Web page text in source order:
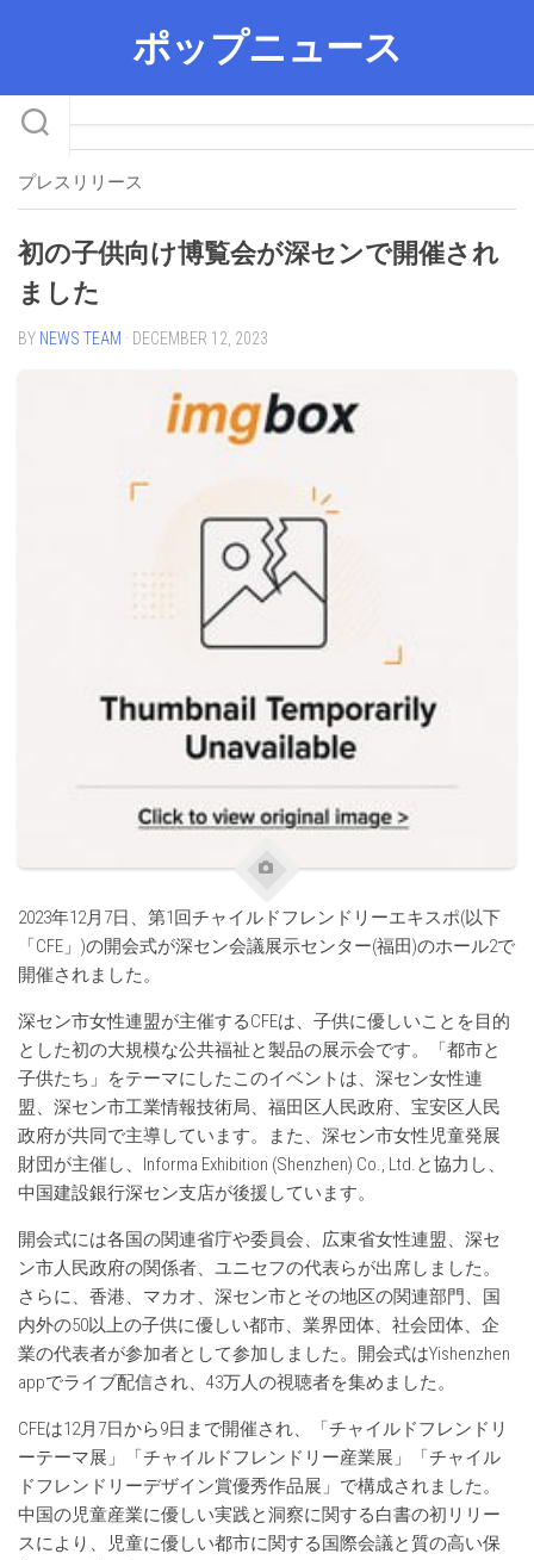
ポップニュース
プレスリリース
初の子供向け博覧会が深センで開催され
ました
BY NEWS TEAM · DECEMBER 12, 2023
2023年12月7日、第1回チャイルドフレンドリーエキスポ(以下
「CFE」)の開会式が深セン会議展示センター(福田)のホール2で
開催されました。
深セン市女性連盟が主催するCFEは、子供に優しいことを目的
とした初の大規模な公共福祉と製品の展示会です。「都市と
子供たち」をテーマにしたこのイベントは、深セン女性連
盟、深セン市工業情報技術局、福田区人民政府、宝安区人民
政府が共同で主導しています。また、深セン市女性児童発展
財団が主催し、Informa Exhibition (Shenzhen) Co., Ltd.と協力し、
中国建設銀行深セン支店が後援しています。
開会式には各国の関連省庁や委員会、広東省女性連盟、深セ
ン市人民政府の関係者、ユニセフの代表らが出席しました。
さらに、香港、マカオ、深セン市とその地区の関連部門、国
内外の50以上の子供に優しい都市、業界団体、社会団体、企
業の代表者が参加者として参加しました。開会式はYishenzhen
appでライブ配信され、43万人の視聴者を集めました。
CFEは12月7日から9日まで開催され、「チャイルドフレンドリ
ーテーマ展」「チャイルドフレンドリー産業展」「チャイル
ドフレンドリーデザイン賞優秀作品展」で構成されました。
中国の児童産業に優しい実践と洞察に関する白書の初リリー
スにより、児童に優しい都市に関する国際会議と質の高い保